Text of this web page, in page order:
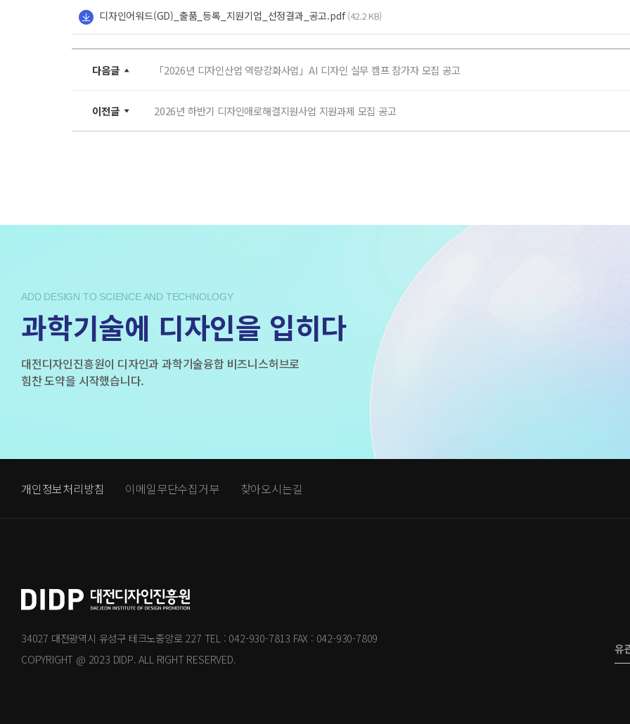
디자인어워드(GD)_출품_등록_지원기업_선정결과_공고.pdf (42.2 KB)
다음글 「2026년 디자인산업 역량강화사업」AI 디자인 실무 캠프 참가자 모집 공고
이전글 2026년 하반기 디자인애로해결지원사업 지원과제 모집 공고
ADD DESIGN TO SCIENCE AND TECHNOLOGY
과학기술에 디자인을 입히다
대전디자인진흥원이 디자인과 과학기술융합 비즈니스허브로
힘찬 도약을 시작했습니다.
개인정보처리방침 이메일무단수집거부 찾아오시는길
34027 대전광역시 유성구 테크노중앙로 227 TEL : 042-930-7813 FAX : 042-930-7809
COPYRIGHT @ 2023 DIDP. ALL RIGHT RESERVED.
유